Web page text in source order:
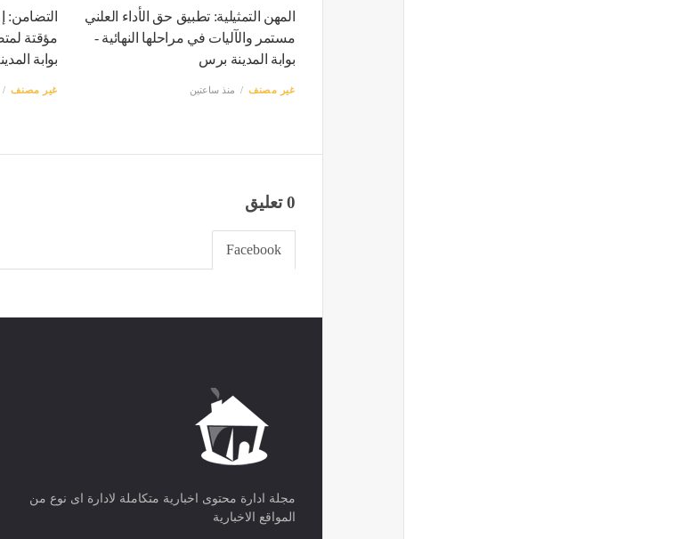
المهن التمثيلية: تطبيق حق الأداء العلني
مستمر والآليات في مراحلها النهائية -
بوابة المدينة برس
غير مصنف منذ ساعتين
التضامن:
مؤقتة
بوابة
غير مصنف
0 تعليق
Facebook
مجلة ادارة محتوى اخبارية متكاملة لادارة اى نوع من
المواقع الاخبارية